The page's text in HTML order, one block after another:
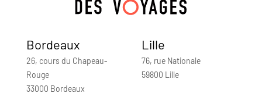
Bordeaux
26, cours du Chapeau-
Rouge
33000 Bordeaux
Lille
76, rue Nationale
59800 Lille